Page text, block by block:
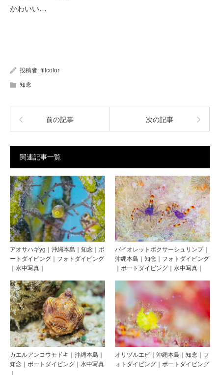
かわいい…
投稿者: fillcolor
知念
前の記事 次の記事
関連記事一覧
アオサハギyg｜沖縄本島｜知念｜ボ
ートダイビング｜フォトダイビング
｜水中写真｜
バイオレットボクサーシュリンプ｜
沖縄本島｜知念｜フォトダイビング
｜ボートダイビング｜水中写真｜
カエルアンコウモドキ｜沖縄本島｜
知念｜ボートダイビング｜水中写真
｜
オリヅルエビ｜沖縄本島｜知念｜フ
ォトダイビング｜ボートダイビング